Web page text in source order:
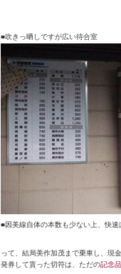
■吹きっ晒しですが広い待合室
■因美線自体の本数も少ない上、快速
って、結局美作加茂まで乗車し、現
発券して貰った切符は、ただの記念品